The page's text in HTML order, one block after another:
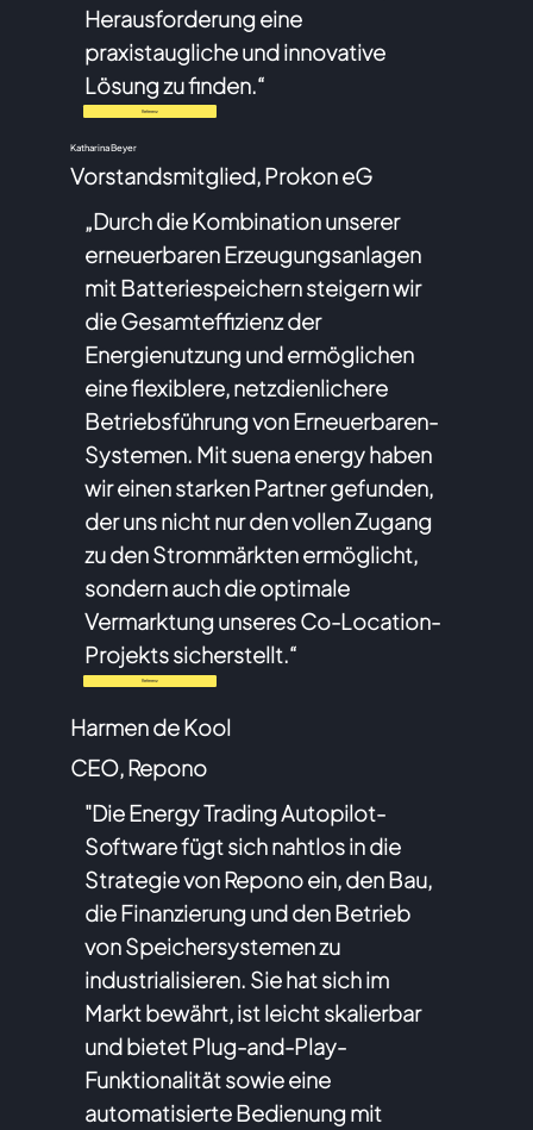
Herausforderung eine
praxistaugliche und innovative
Lösung zu finden.“
Referenz
Katharina Beyer
Vorstandsmitglied, Prokon eG
„Durch die Kombination unserer
erneuerbaren Erzeugungsanlagen
mit Batteriespeichern steigern wir
die Gesamteffizienz der
Energienutzung und ermöglichen
eine flexiblere, netzdienlichere
Betriebsführung von Erneuerbaren-
Systemen. Mit suena energy haben
wir einen starken Partner gefunden,
der uns nicht nur den vollen Zugang
zu den Strommärkten ermöglicht,
sondern auch die optimale
Vermarktung unseres Co-Location-
Projekts sicherstellt.“
Referenz
Harmen de Kool
CEO, Repono
"Die Energy Trading Autopilot-
Software fügt sich nahtlos in die
Strategie von Repono ein, den Bau,
die Finanzierung und den Betrieb
von Speichersystemen zu
industrialisieren. Sie hat sich im
Markt bewährt, ist leicht skalierbar
und bietet Plug-and-Play-
Funktionalität sowie eine
automatisierte Bedienung mit